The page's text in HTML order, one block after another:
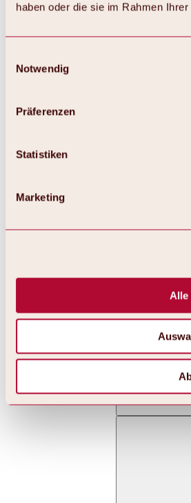
haben oder die sie im Rahmen
Notwendig
Präferenzen
Statistiken
Marketing
Alle
Alles zu Skifahren &